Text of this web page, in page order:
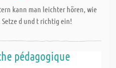
kann man leichter hören, wie
d und t richtig ein!
pédagogique